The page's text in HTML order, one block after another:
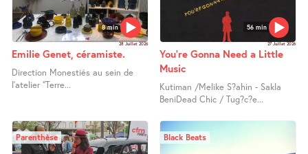
8 min
28 Juillet 2026
Emilie Genet, céramiste.
Direction Monestiés au sein de
l’atelier "Terre...
56 min
27 Juillet 2026
You’re Gonna Need a Little
Music
Kutiman /Melike S?ahin - Sakla
BeniDead Chic / Tug?c?e...
Parenthèse Black Beats